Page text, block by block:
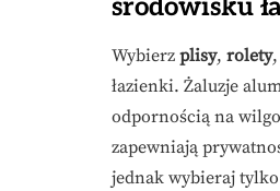
środowisku
Wybierz plisy, rolety,
łazienki. Żaluzje
odpornością na
zapewniają
jednak wybieraj tylko